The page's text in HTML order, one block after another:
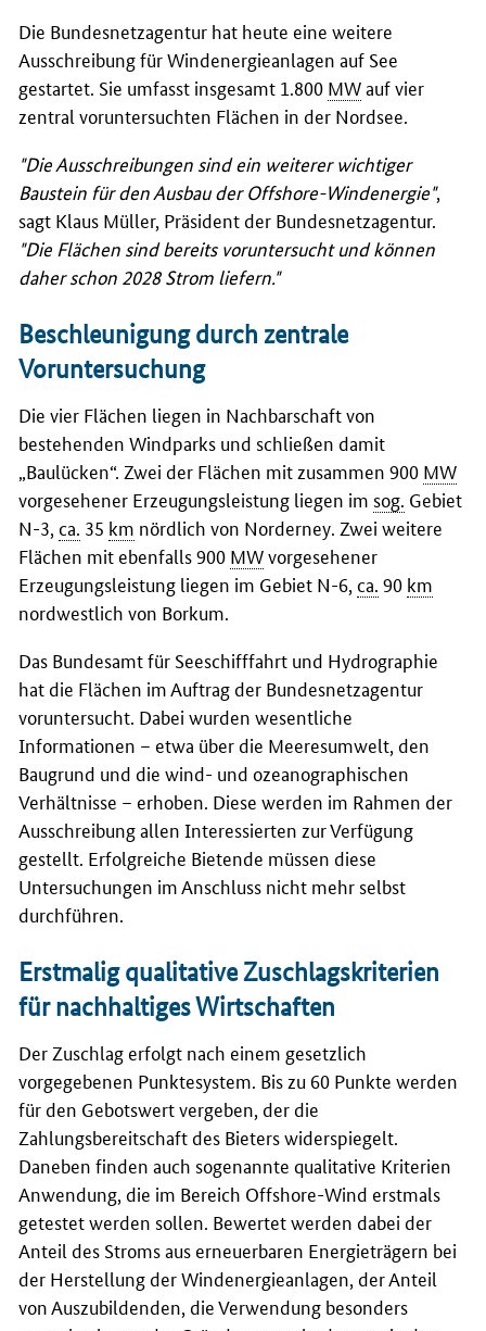
Die Bundesnetzagentur hat heute eine weitere
Ausschreibung für Windenergieanlagen auf See
gestartet. Sie umfasst insgesamt 1.800 MWauf vier
zentral voruntersuchten Flächen in der Nordsee.
"Die Ausschreibungen sind ein weiterer wichtiger
Baustein für den Ausbau der Offshore-Windenergie",
sagt Klaus Müller, Präsident der Bundesnetzagentur.
"Die Flächen sind bereits voruntersucht und können
daher schon 2028 Strom liefern."
Beschleunigung durch zentrale
Voruntersuchung
Die vier Flächen liegen in Nachbarschaft von
bestehenden Windparks und schließen damit
„Baulücken“. Zwei der Flächen mit zusammen 900 MW
vorgesehener Erzeugungsleistung liegen im sog. Gebiet
N-3, ca. 35 km nördlich von Norderney. Zwei weitere
Flächen mit ebenfalls 900 MWvorgesehener
Erzeugungsleistung liegen im Gebiet N-6, ca. 90 km
nordwestlich von Borkum.
Das Bundesamt für Seeschifffahrt und Hydrographie
hat die Flächen im Auftrag der Bundesnetzagentur
voruntersucht. Dabei wurden wesentliche
Informationen – etwa über die Meeresumwelt, den
Baugrund und die wind- und ozeanographischen
Verhältnisse – erhoben. Diese werden im Rahmen der
Ausschreibung allen Interessierten zur Verfügung
gestellt. Erfolgreiche Bietende müssen diese
Untersuchungen im Anschluss nicht mehr selbst
durchführen.
Erstmalig qualitative Zuschlagskriterien
für nachhaltiges Wirtschaften
Der Zuschlag erfolgt nach einem gesetzlich
vorgegebenen Punktesystem. Bis zu 60 Punkte werden
für den Gebotswert vergeben, der die
Zahlungsbereitschaft des Bieters widerspiegelt.
Daneben finden auch sogenannte qualitative Kriterien
Anwendung, die im Bereich Offshore-Wind erstmals
getestet werden sollen. Bewertet werden dabei der
Anteil des Stroms aus erneuerbaren Energieträgern bei
der Herstellung der Windenergieanlagen, der Anteil
von Auszubildenden, die Verwendung besonders